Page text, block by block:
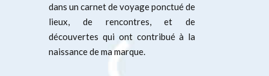
dans un carnet de voyage ponctué de
lieux, de rencontres, et de
découvertes qui ont contribué à la
naissance de ma marque.